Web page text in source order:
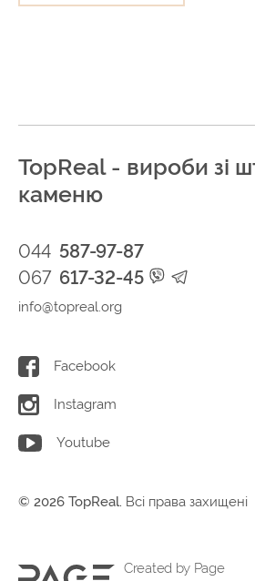
TopReal - вироби зі
каменю
044 587-97-87
067 617-32-45
info@topreal.org
Facebook
Instagram
Youtube
© 2026 TopReal. Всі права захищені
Created by Page